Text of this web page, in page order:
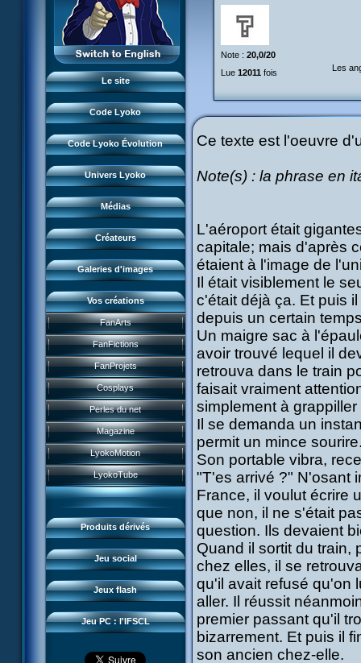
Le site
L'équipe
LyokoRéseau
Professionnels
Code Lyoko
Monstres
Lieux
Dossiers
Lyokostats
Historique CL
Code Lyoko Évolution
XANA
Monstres
Lieux
Dossiers
Lyokostats
Histoire CLE
Univers Lyoko
Garage Kids
Bande dessinée
CL Chronicles
Évènements CL
Source d'inspiration
Interviews
Médias
Musiques
Renders & images HD
Conceptuels
Revue de presse
Subdigitals US
Créateurs
Moonscoop
Norimage
Créateurs CL
Créateurs CLE
Galeries d'images
Code Lyoko
Évolution (Terre)
Évolution (Virtuel)
Renders & images HD
Vos créations
FanArts
FanFictions
FanProjets
Cosplays
Perles du net
Magazine
LyokoMotion
LyokoTube
Produits dérivés
DVD et vidéos
CD et singles
Livres
Jeux vidéo
Jeux et jouets
Jeu de cartes
Goodies
Divers
Catalogue
Jeu social
Présentation
Historique
Les personnages
Les pouvoirs
Guide du jeu
Missions
Monstres
Cartes & galerie
Communauté
3D Duo
Jeux flash
Course CL
Perdus ds Lyoko
Form Anti-XANA
Frôlion Attack
Mort des frelions
Monster Swarm
Course 2
Aelita's Battle
Odd's Battle
Code Lyoko's Galaxy
Manta Bomber
Sector 2 Escape
Jeu PC : l'IFSCL
Présentation
News IFSCL
Médias
Questions fréquentes
Téléchargements
Réseau IFSCL
Note : 20,0/20
Lue 12011 fois Les
Ce texte est l'oeuvre
Note(s) : la phrase en
L'aéroport était
capitale; mais d'après
étaient à l'image de
Il était visiblement le
c'était déjà ça. Et puis
depuis un certain
Un maigre sac à
avoir trouvé lequel il
retrouva dans le train
faisait vraiment
simplement à
Il se demanda un
permit un mince
Son portable vibra,
"T'es arrivé ?" N'osant
France, il voulut écrire
que non, il ne s'était
question. Ils devaient
Quand il sortit du train,
chez elles, il se
qu'il avait refusé qu'on
aller. Il réussit
premier passant qu'il
bizarrement. Et puis il
son ancien chez-elle.